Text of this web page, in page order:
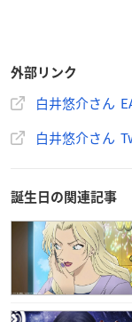
外部リンク
白井悠介さん
白井悠介さん
誕生日の関連記事